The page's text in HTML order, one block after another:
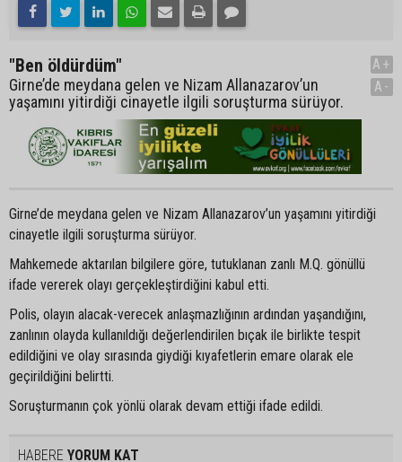
"Ben öldürdüm"
Girne’de meydana gelen ve Nizam Allanazarov’un
yaşamını yitirdiği cinayetle ilgili soruşturma sürüyor.
A+
A-
Girne’de meydana gelen ve Nizam Allanazarov’un yaşamını yitirdiği
cinayetle ilgili soruşturma sürüyor.
Mahkemede aktarılan bilgilere göre, tutuklanan zanlı M.Q. gönüllü
ifade vererek olayı gerçekleştirdiğini kabul etti.
Polis, olayın alacak-verecek anlaşmazlığının ardından yaşandığını,
zanlının olayda kullanıldığı değerlendirilen bıçak ile birlikte tespit
edildiğini ve olay sırasında giydiği kıyafetlerin emare olarak ele
geçirildiğini belirtti.
Soruşturmanın çok yönlü olarak devam ettiği ifade edildi.
HABERE YORUM KAT